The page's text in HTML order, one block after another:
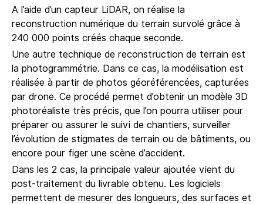
A l’aide d’un capteur LiDAR, on réalise la
reconstruction numérique du terrain survolé grâce à
240 000 points créés chaque seconde.
Une autre technique de reconstruction de terrain est
la photogrammétrie. Dans ce cas, la modélisation est
réalisée à partir de photos géoréférencées, capturées
par drone. Ce procédé permet d’obtenir un modèle 3D
photoréaliste très précis, que l’on pourra utiliser pour
préparer ou assurer le suivi de chantiers, surveiller
l’évolution de stigmates de terrain ou de bâtiments, ou
encore pour figer une scène d’accident.
Dans les 2 cas, la principale valeur ajoutée vient du
post-traitement du livrable obtenu. Les logiciels
permettent de mesurer des longueurs, des surfaces et